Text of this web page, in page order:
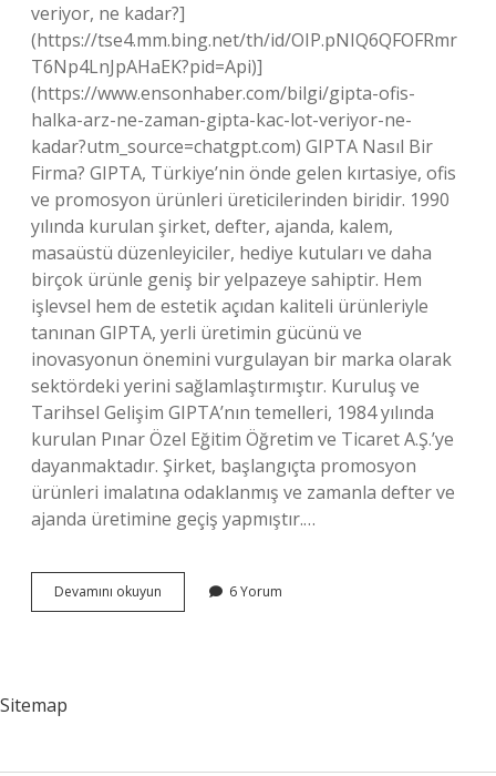
veriyor, ne kadar?]
(https://tse4.mm.bing.net/th/id/OIP.pNIQ6QFOFRmr
T6Np4LnJpAHaEK?pid=Api)]
(https://www.ensonhaber.com/bilgi/gipta-ofis-
halka-arz-ne-zaman-gipta-kac-lot-veriyor-ne-
kadar?utm_source=chatgpt.com) GIPTA Nasıl Bir
Firma? GIPTA, Türkiye’nin önde gelen kırtasiye, ofis
ve promosyon ürünleri üreticilerinden biridir. 1990
yılında kurulan şirket, defter, ajanda, kalem,
masaüstü düzenleyiciler, hediye kutuları ve daha
birçok ürünle geniş bir yelpazeye sahiptir. Hem
işlevsel hem de estetik açıdan kaliteli ürünleriyle
tanınan GIPTA, yerli üretimin gücünü ve
inovasyonun önemini vurgulayan bir marka olarak
sektördeki yerini sağlamlaştırmıştır. Kuruluş ve
Tarihsel Gelişim GIPTA’nın temelleri, 1984 yılında
kurulan Pınar Özel Eğitim Öğretim ve Ticaret A.Ş.’ye
dayanmaktadır. Şirket, başlangıçta promosyon
ürünleri imalatına odaklanmış ve zamanla defter ve
ajanda üretimine geçiş yapmıştır.…
Devamını okuyun
nasıl
6 Yorum
Sitemap